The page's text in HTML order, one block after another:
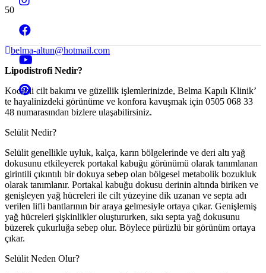
belma-altun@hotmail.com
Lipodistrofi Nedir?
Kocaeli cilt bakımı ve güzellik işlemlerinizde, Belma Kapılı Klinik’
te hayalinizdeki görünüme ve konfora kavuşmak için 0505 068 33
48 numarasından bizlere ulaşabilirsiniz.
Selülit Nedir?
Selülit genellikle uyluk, kalça, karın bölgelerinde ve deri altı yağ
dokusunu etkileyerek portakal kabuğu görünümü olarak tanımlanan
girintili çıkıntılı bir dokuya sebep olan bölgesel metabolik bozukluk
olarak tanımlanır. Portakal kabuğu dokusu derinin altında biriken ve
genişleyen yağ hücreleri ile cilt yüzeyine dik uzanan ve septa adı
verilen lifli bantlarının bir araya gelmesiyle ortaya çıkar. Genişlemiş
yağ hücreleri şişkinlikler oluştururken, sıkı septa yağ dokusunu
büzerek çukurluğa sebep olur. Böylece pürüzlü bir görünüm ortaya
çıkar.
Selülit Neden Olur?